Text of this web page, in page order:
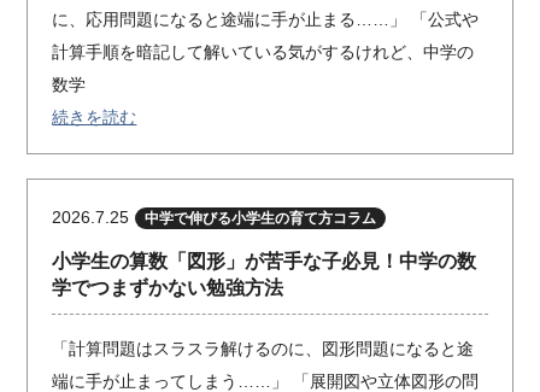
に、応用問題になると途端に手が止まる……」 「公式や
計算手順を暗記して解いている気がするけれど、中学の
数学
続きを読む
2026.7.25 中学で伸びる小学生の育て方コラム
小学生の算数「図形」が苦手な子必見！中学の数
学でつまずかない勉強方法
「計算問題はスラスラ解けるのに、図形問題になると途
端に手が止まってしまう……」 「展開図や立体図形の問